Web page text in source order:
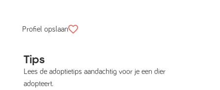
Profiel opslaan
Tips
Lees de adoptietips aandachtig voor je een dier
adopteert.